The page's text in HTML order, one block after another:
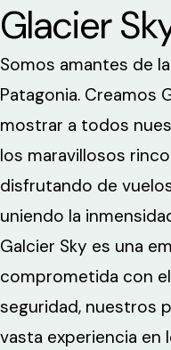
Glacier
Somos amantes de
Patagonia. Creamos
mostrar a todos
los maravillosos
disfrutando de
uniendo la
Galcier Sky es una
comprometida con
seguridad, nuestros
vasta experiencia en